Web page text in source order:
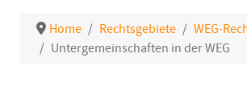
Home Rechtsgebiete
WEG-
Untergemeinschaften in der WEG